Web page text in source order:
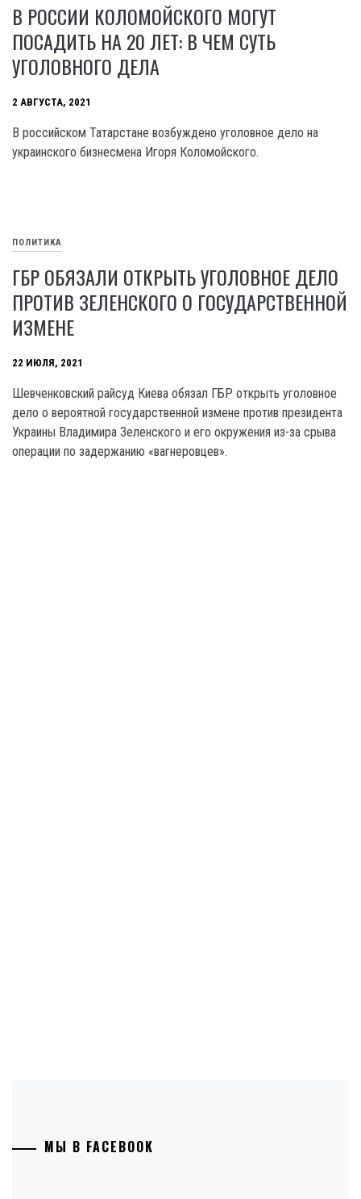
В РОССИИ КОЛОМОЙСКОГО МОГУТ
ПОСАДИТЬ НА 20 ЛЕТ: В ЧЕМ СУТЬ
УГОЛОВНОГО ДЕЛА
2 АВГУСТА, 2021
В российском Татарстане возбуждено уголовное дело на
украинского бизнесмена Игоря Коломойского.
ПОЛИТИКА
ГБР ОБЯЗАЛИ ОТКРЫТЬ УГОЛОВНОЕ ДЕЛО
ПРОТИВ ЗЕЛЕНСКОГО О ГОСУДАРСТВЕННОЙ
ИЗМЕНЕ
22 ИЮЛЯ, 2021
Шевченковский райсуд Киева обязал ГБР открыть уголовное
дело о вероятной государственной измене против президента
Украины Владимира Зеленского и его окружения из-за срыва
операции по задержанию «вагнеровцев».
МЫ В FACEBOOK